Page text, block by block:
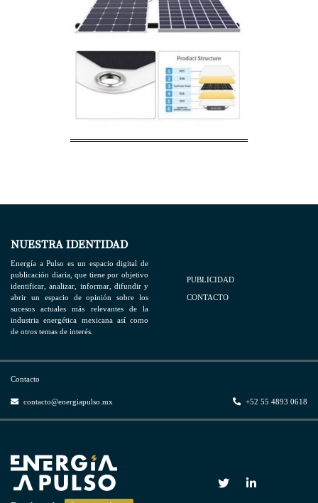
NUESTRA IDENTIDAD
Energía a Pulso es un espacio digital de
publicación diaria, que tiene por objetivo
identificar, analizar, informar, difundir y
abrir un espacio de opinión sobre los
sucesos actuales más relevantes de la
industria energética mexicana así como
de otros temas de interés.
PUBLICIDAD
CONTACTO
Contacto
contacto@energiapulso.mx +52 55 4893 0618